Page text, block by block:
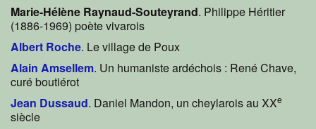
Marie-Hélène Raynaud-Souteyrand. Philippe Héritier
(1886-1969) poète vivarois
Albert Roche. Le village de Poux
Alain Amsellem. Un humaniste ardéchois : René Chave,
curé boutiérot
Jean Dussaud. Daniel Mandon, un cheylarois au XXe
siècle